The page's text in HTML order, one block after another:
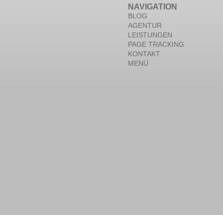
NAVIGATION
BLOG
AGENTUR
LEISTUNGEN
PAGE TRACKING
KONTAKT
MENÜ